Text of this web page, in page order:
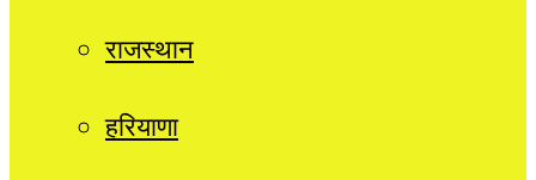
राजस्थान
हरियाणा